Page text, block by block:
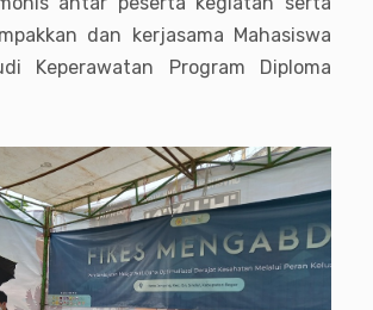
dan kerjasama Mahasiswa
Keperawatan Program Diploma